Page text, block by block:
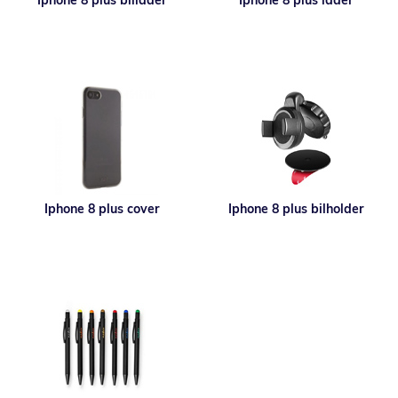
Iphone 8 plus cover Iphone 8 plus bilholder